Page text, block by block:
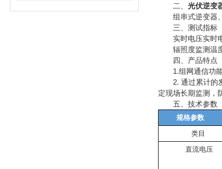
二、 光伏逆变
组串式逆变器、
三、测试指标
实时电压实时电
辐照度监测温度
四、产品特点
1.组⽹通信功能
2. 通过累计的发
定现场长期监测，
五、技术参数
规格参数
类⽬
直流电压